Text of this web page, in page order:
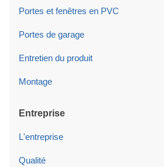
Portes et fenêtres en PVC
Portes de garage
Entretien du produit
Montage
Entreprise
L'entreprise
Qualité